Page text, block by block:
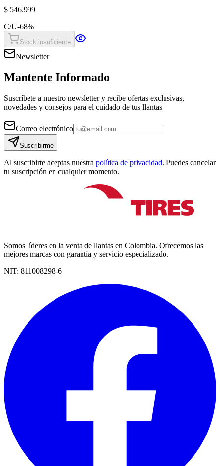
$ 546.999
C/U-68%
Stock insuficiente
Newsletter
Mantente Informado
Suscríbete a nuestro newsletter y recibe ofertas exclusivas,
novedades y consejos para el cuidado de tus llantas
Correo electrónico
Suscribirme
Al suscribirte aceptas nuestra política de privacidad. Puedes cancelar
tu suscripción en cualquier momento.
Somos líderes en la venta de llantas en Colombia. Ofrecemos las
mejores marcas con garantía y servicio especializado.
NIT: 811008298-6